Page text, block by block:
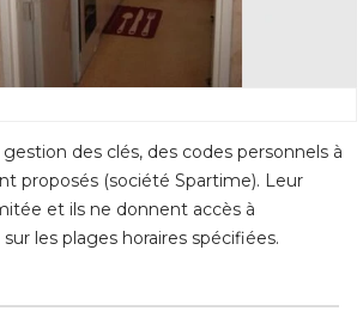
des clés, des codes personnels à
proposés (société Spartime). Leur
et ils ne donnent accès à
les plages horaires spécifiées.